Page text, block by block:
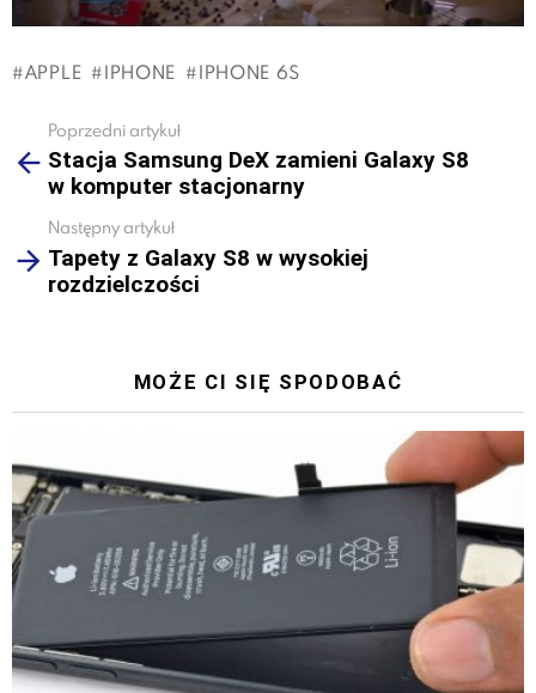
APPLE IPHONE IPHONE 6S
more
Poprzedni artykuł
Stacja Samsung DeX zamieni Galaxy S8
w komputer stacjonarny
Następny artykuł
Tapety z Galaxy S8 w wysokiej
rozdzielczości
MOŻE CI SIĘ SPODOBAĆ